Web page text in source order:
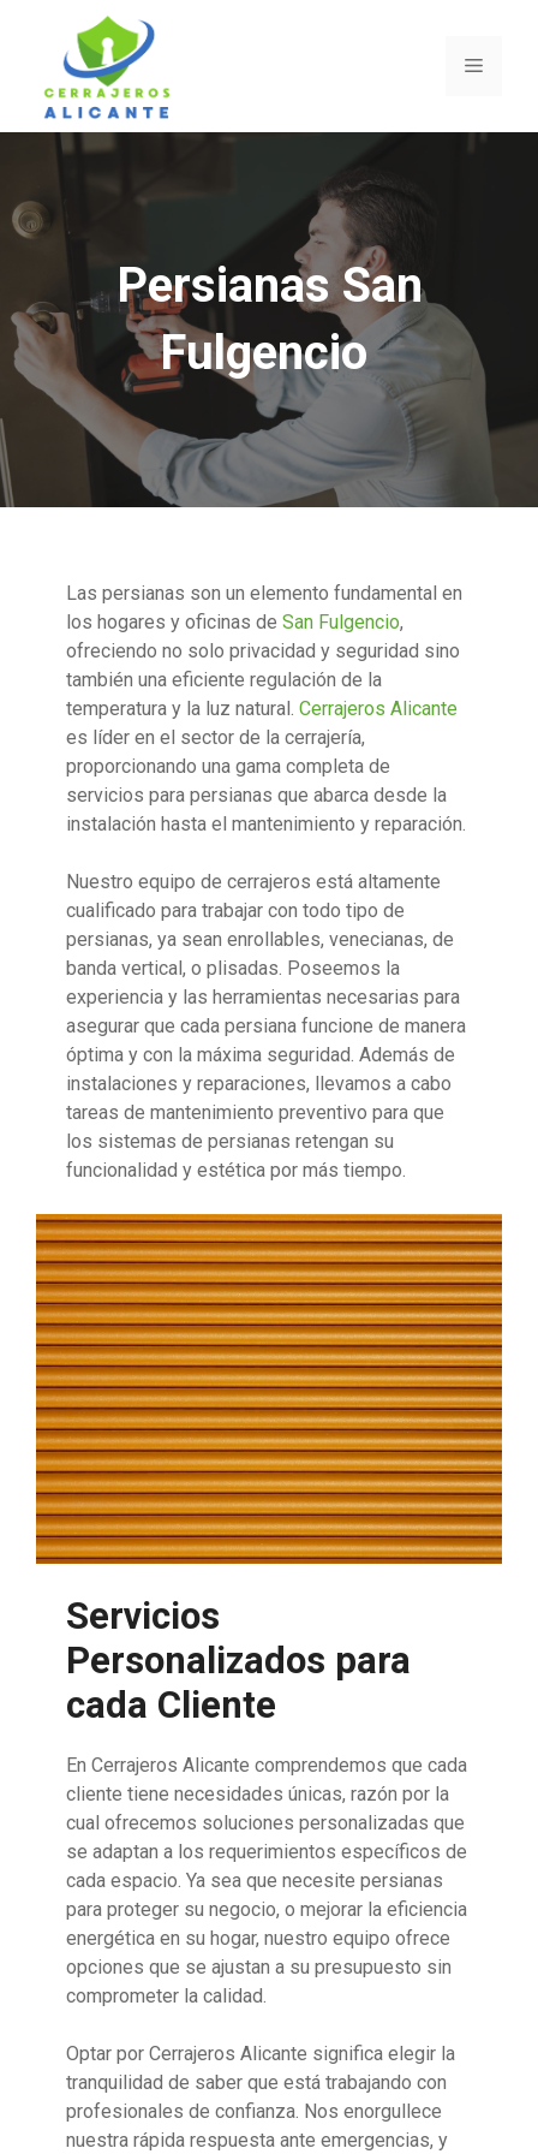
contenido
Menú
Persianas San
Fulgencio
Las persianas son un elemento fundamental en
los hogares y oficinas de San Fulgencio,
ofreciendo no solo privacidad y seguridad sino
también una eficiente regulación de la
temperatura y la luz natural. Cerrajeros Alicante
es líder en el sector de la cerrajería,
proporcionando una gama completa de
servicios para persianas que abarca desde la
instalación hasta el mantenimiento y reparación.
Nuestro equipo de cerrajeros está altamente
cualificado para trabajar con todo tipo de
persianas, ya sean enrollables, venecianas, de
banda vertical, o plisadas. Poseemos la
experiencia y las herramientas necesarias para
asegurar que cada persiana funcione de manera
óptima y con la máxima seguridad. Además de
instalaciones y reparaciones, llevamos a cabo
tareas de mantenimiento preventivo para que
los sistemas de persianas retengan su
funcionalidad y estética por más tiempo.
Servicios
Personalizados para
cada Cliente
En Cerrajeros Alicante comprendemos que cada
cliente tiene necesidades únicas, razón por la
cual ofrecemos soluciones personalizadas que
se adaptan a los requerimientos específicos de
cada espacio. Ya sea que necesite persianas
para proteger su negocio, o mejorar la eficiencia
energética en su hogar, nuestro equipo ofrece
opciones que se ajustan a su presupuesto sin
comprometer la calidad.
Optar por Cerrajeros Alicante significa elegir la
tranquilidad de saber que está trabajando con
profesionales de confianza. Nos enorgullece
nuestra rápida respuesta ante emergencias, y